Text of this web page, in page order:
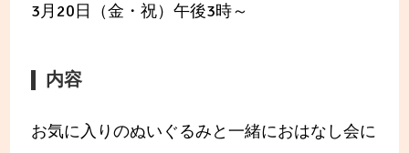
3月20日（金・祝）午後3時～
内容
お気に入りのぬいぐるみと一緒におはなし会に